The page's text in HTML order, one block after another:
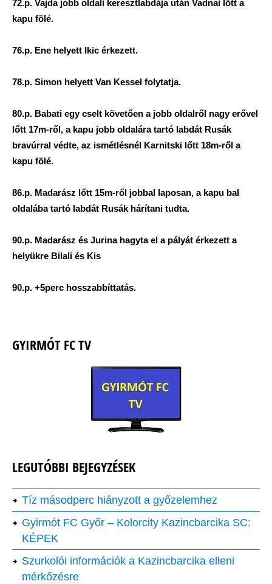
72.p. Vajda jobb oldali keresztlabdája után Vadnai lőtt a
kapu fölé.
76.p. Ene helyett Ikic érkezett.
78.p. Simon helyett Van Kessel folytatja.
80.p. Babati egy cselt követően a jobb oldalről nagy erővel
lőtt 17m-ről, a kapu jobb oldalára tartó labdát Rusák
bravúrral védte, az ismétlésnél Karnitski lőtt 18m-ről a
kapu fölé.
86.p. Madarász lőtt 15m-ről jobbal laposan, a kapu bal
oldalába tartó labdát Rusák hárítani tudta.
90.p. Madarász és Jurina hagyta el a pályát érkezett a
helyükre Bilali és Kis
90.p. +5perc hosszabbíttatás.
GYIRMÓT FC TV
LEGUTÓBBI BEJEGYZÉSEK
Tíz másodperc hiányzott a győzelemhez
Gyirmót FC Győr – Kolorcity Kazincbarcika SC:
KÉPEK
Szurkolói információk a Kazincbarcika elleni
mérkőzésre